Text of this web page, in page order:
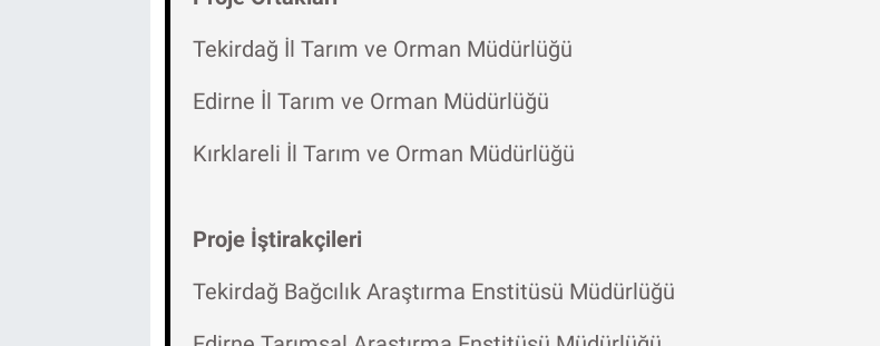
Tekirdağ İl Tarım ve Orman Müdürlüğü
Edirne İl Tarım ve Orman Müdürlüğü
Kırklareli İl Tarım ve Orman Müdürlüğü
Proje İştirakçileri
Tekirdağ Bağcılık Araştırma Enstitüsü Müdürlüğü